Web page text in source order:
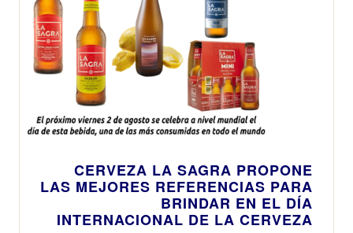
CERVEZA LA SAGRA PROPONE
LAS MEJORES REFERENCIAS PARA
BRINDAR EN EL DÍA
INTERNACIONAL DE LA CERVEZA